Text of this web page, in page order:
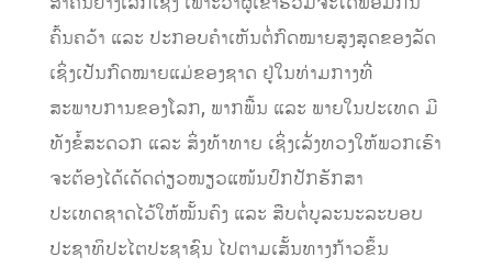
ຄົ້ນຄວ້າ ແລະ ປະກອບຄຳເຫັນຕໍ່ກົດໝາຍສູງສຸດຂອງລັດ
ເຊິ່ງເປັນກົດໝາຍແມ່ຂອງຊາດ ຢູ່ໃນທ່າມກາງທີ່
ສະພາບການຂອງໂລກ, ພາກພື້ນ ແລະ ພາຍໃນປະເທດ ມີ
ທັງຂໍ້ສະດວກ ແລະ ສິ່ງທ້າທາຍ ເຊິ່ງເລັ່ງທວງໃຫ້ພວກເຮົາ
ຈະຕ້ອງໄດ້ເດັດດ່ຽວໜຽວແໜ້ນປົກປັກຮັກສາ
ປະເທດຊາດໄວ້ໃຫ້ໝັ້ນຄົງ ແລະ ສືບຕໍ່ບູລະນະລະບອບ
ປະຊາທິປະໄຕປະຊາຊົນ ໄປຕາມເສັ້ນທາງກ້າວຂຶ້ນ